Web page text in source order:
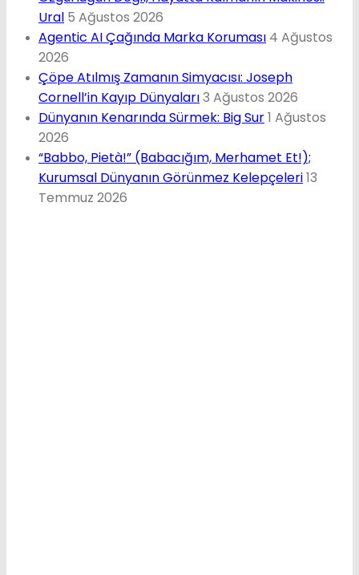
Ural 5 Ağustos 2026
Agentic AI Çağında Marka Koruması 4 Ağustos
2026
Çöpe Atılmış Zamanın Simyacısı: Joseph
Cornell’in Kayıp Dünyaları3 Ağustos 2026
Dünyanın Kenarında Sürmek: Big Sur1 Ağustos
2026
“Babbo, Pietà!” (Babacığım, Merhamet Et!);
Kurumsal Dünyanın Görünmez Kelepçeleri13
Temmuz 2026